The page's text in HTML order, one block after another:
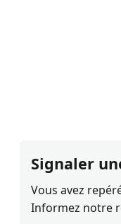
Signaler
Vous avez
Informez notre